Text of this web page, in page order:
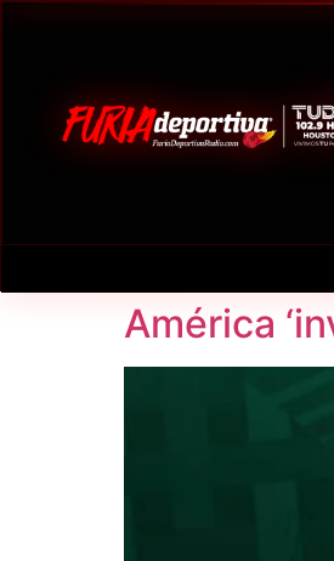
América